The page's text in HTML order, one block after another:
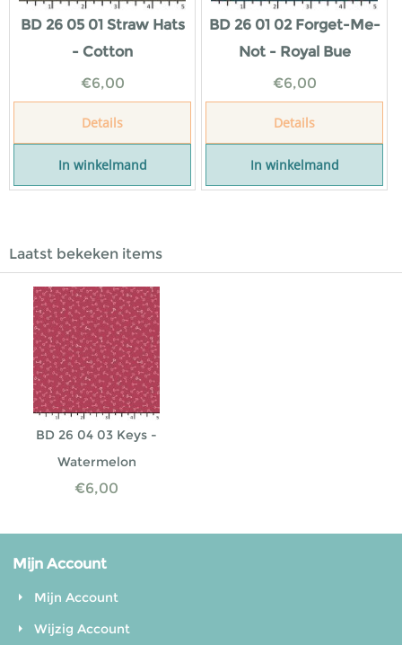
BD 26 05 01 Straw Hats
- Cotton
€6,00
Details
In winkelmand
BD 26 01 02 Forget-Me-
Not - Royal Bue
€6,00
Details
In winkelmand
Laatst bekeken items
BD 26 04 03 Keys -
Watermelon
€6,00
Mijn Account
Mijn Account
Wijzig Account